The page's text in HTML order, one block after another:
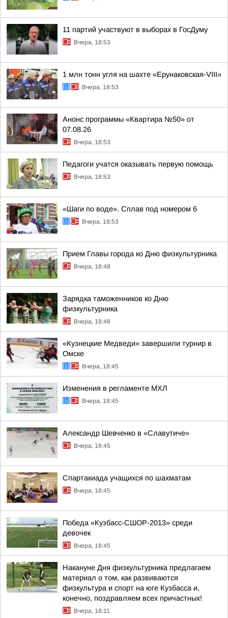
11 партий участвуют в выборах в ГосДуму
Вчера, 18:53
1 млн тонн угля на шахте «Ерунаковская-VIII»
Вчера, 18:53
Анонс программы «Квартира №50» от
07.08.26
Вчера, 18:53
Педагоги учатся оказывать первую помощь
Вчера, 18:53
«Шаги по воде». Сплав под номером 6
Вчера, 18:53
Прием Главы города ко Дню физкультурника
Вчера, 18:48
Зарядка таможенников ко Дню
физкультурника
Вчера, 18:48
«Кузнецкие Медведи» завершили турнир в
Омске
Вчера, 18:45
Изменения в регламенте МХЛ
Вчера, 18:45
Александр Шевченко в «Славутиче»
Вчера, 18:45
Спартакиада учащихся по шахматам
Вчера, 18:45
Победа «Кузбасс-СШОР-2013» среди
девочек
Вчера, 18:45
Накануне Дня физкультурника предлагаем
материал о том, как развиваются
физкультура и спорт на юге Кузбасса и,
конечно, поздравляем всех причастных!
Вчера, 18:11